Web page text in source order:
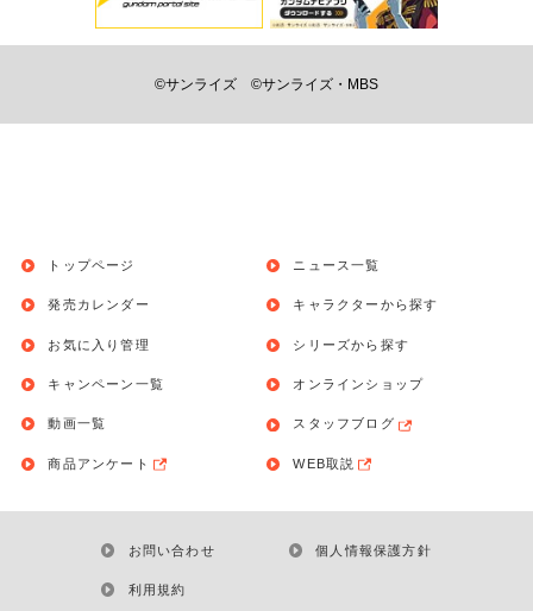
©サンライズ ©サンライズ・MBS
トップページ
発売カレンダー
お気に入り管理
ニュース一覧
キャラクターから探す
シリーズから探す
キャンペーン一覧
動画一覧
商品アンケート
オンラインショップ
スタッフブログ
WEB取説
お問い合わせ 個人情報保護方針
利用規約